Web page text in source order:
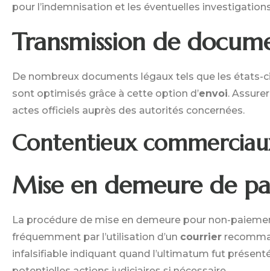
pour l’indemnisation et les éventuelles
Transmission de
De nombreux documents légaux tels que les
sont optimisés grâce à cette option d’envoi.
actes officiels auprès des autorités concernées.
Contentieux
Mise en demeure de
La procédure de mise en demeure pour non-
fréquemment par l’utilisation d’un courrier
infalsifiable indiquant quand l’ultimatum fut